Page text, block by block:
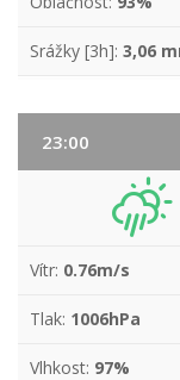
Srážky [3h]: 3,06
23:00
Vítr: 0.76m/s
Tlak: 1006hPa
Vlhkost: 97%